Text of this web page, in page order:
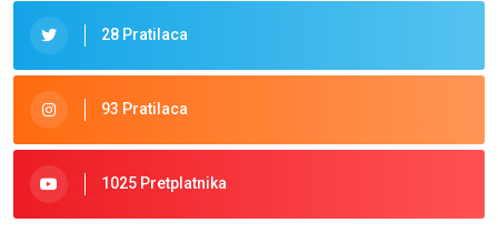
28 Pratilaca
93 Pratilaca
1025 Pretplatnika